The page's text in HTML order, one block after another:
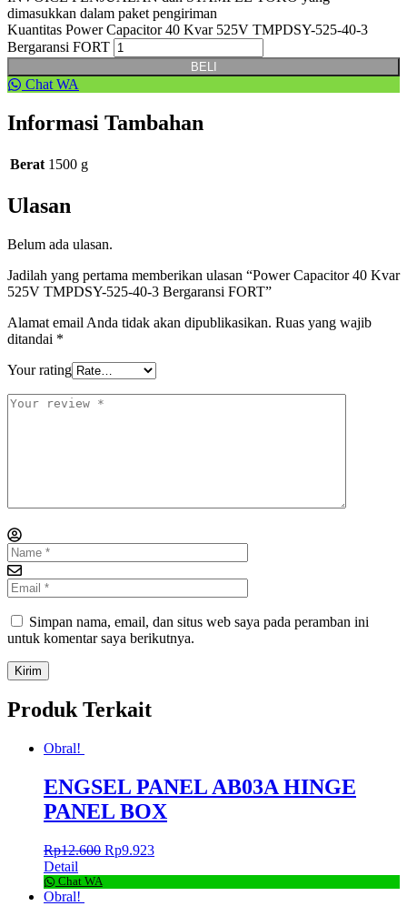
dimasukkan dalam paket pengiriman
Kuantitas Power Capacitor 40 Kvar 525V TMPDSY-525-40-3
Bergaransi FORT
BELI
Chat WA
Informasi Tambahan
Berat 1500 g
Ulasan
Belum ada ulasan.
Jadilah yang pertama memberikan ulasan “Power Capacitor 40 Kvar
525V TMPDSY-525-40-3 Bergaransi FORT”
Alamat email Anda tidak akan dipublikasikan. Ruas yang wajib
ditandai *
Your rating
Simpan nama, email, dan situs web saya pada peramban ini
untuk komentar saya berikutnya.
Produk Terkait
Obral!
ENGSEL PANEL AB03A HINGE
PANEL BOX
Rp12.600 Rp9.923
Detail
Chat WA
Obral!